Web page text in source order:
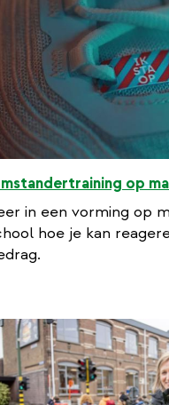
op
in een vorming op
hoe je kan